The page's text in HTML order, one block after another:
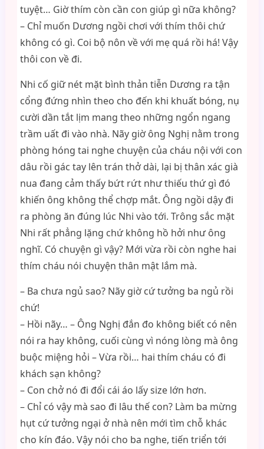
tuyệt… Giờ thím còn cần con giúp gì nữa không?
– Chỉ muốn Dương ngồi chơi với thím thôi chứ
không có gì. Coi bộ nôn về với mẹ quá rồi há! Vậy
thôi con về đi.
Nhi cố giữ nét mặt bình thản tiễn Dương ra tận
cổng đứng nhìn theo cho đến khi khuất bóng, nụ
cười dần tắt lịm mang theo những ngổn ngang
trầm uất đi vào nhà. Nãy giờ ông Nghị nằm trong
phòng hóng tai nghe chuyện của cháu nội với con
dâu rồi gác tay lên trán thở dài, lại bị thân xác già
nua đang cảm thấy bứt rứt như thiếu thứ gì đó
khiến ông không thể chợp mắt. Ông ngồi dậy đi
ra phòng ăn đúng lúc Nhi vào tới. Trông sắc mặt
Nhi rất phẳng lặng chứ không hồ hởi như ông
nghĩ. Có chuyện gì vậy? Mới vừa rồi còn nghe hai
thím cháu nói chuyện thân mật lắm mà.
– Ba chưa ngủ sao? Nãy giờ cứ tưởng ba ngủ rồi
chứ!
– Hồi nãy… – Ông Nghị đắn đo không biết có nên
nói ra hay không, cuối cùng vì nóng lòng mà ông
buộc miệng hỏi – Vừa rồi… hai thím cháu có đi
khách sạn không?
– Con chở nó đi đổi cái áo lấy size lớn hơn.
– Chỉ có vậy mà sao đi lâu thế con? Làm ba mừng
hụt cứ tưởng ngại ở nhà nên mới tìm chỗ khác
cho kín đáo. Vậy nói cho ba nghe, tiến triển tới